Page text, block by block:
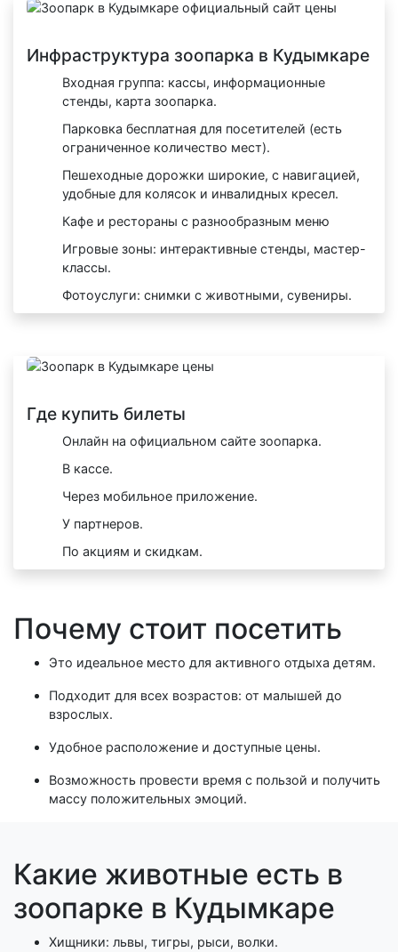
Инфраструктура зоопарка в Кудымкаре
Входная группа: кассы, информационные
стенды, карта зоопарка.
Парковка бесплатная для посетителей (есть
ограниченное количество мест).
Пешеходные дорожки широкие, с навигацией,
удобные для колясок и инвалидных кресел.
Кафе и рестораны с разнообразным меню
Игровые зоны: интерактивные стенды, мастер-
классы.
Фотоуслуги: снимки с животными, сувениры.
Где купить билеты
Онлайн на официальном сайте зоопарка.
В кассе.
Через мобильное приложение.
У партнеров.
По акциям и скидкам.
Почему стоит посетить
Это идеальное место для активного отдыха детям.
Подходит для всех возрастов: от малышей до
взрослых.
Удобное расположение и доступные цены.
Возможность провести время с пользой и получить
массу положительных эмоций.
Какие животные есть в
зоопарке в Кудымкаре
Хищники: львы, тигры, рыси, волки.